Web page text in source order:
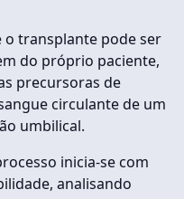
o transplante pode ser
do próprio paciente,
precursoras de
circulante de um
umbilical.
inicia-se com
analisando